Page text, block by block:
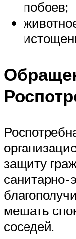
побоев;
защиту
санитарно-
мешать
соседей.